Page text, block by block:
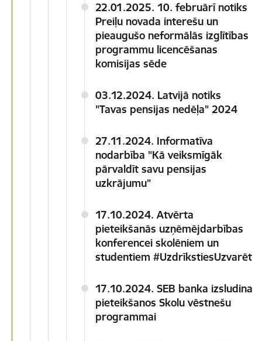
22.01.2025. 10. februārī notiks
Preiļu novada interešu un
pieaugušo neformālās izglītības
programmu licencēšanas
komisijas sēde
03.12.2024. Latvijā notiks
"Tavas pensijas nedēļa" 2024
27.11.2024. Informatīva
nodarbība "Kā veiksmīgāk
pārvaldīt savu pensijas
uzkrājumu”
17.10.2024. Atvērta
pieteikšanās uzņēmējdarbības
konferencei skolēniem un
studentiem #UzdrīkstiesUzvarēt
17.10.2024. SEB banka izsludina
pieteikšanos Skolu vēstnešu
programmai